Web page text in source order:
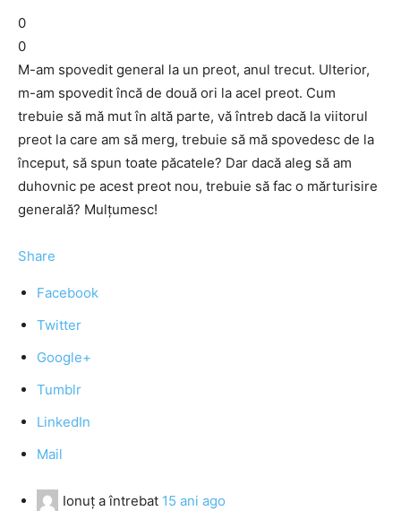
0
0
M-am spovedit general la un preot, anul trecut. Ulterior,
m-am spovedit încă de două ori la acel preot. Cum
trebuie să mă mut în altă parte, vă întreb dacă la viitorul
preot la care am să merg, trebuie să mă spovedesc de la
început, să spun toate păcatele? Dar dacă aleg să am
duhovnic pe acest preot nou, trebuie să fac o mărturisire
generală? Mulțumesc!
Share
Facebook
Twitter
Google+
Tumblr
LinkedIn
Mail
Ionuț a întrebat 15 ani ago